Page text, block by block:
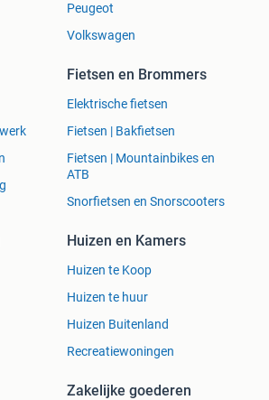
Peugeot
Volkswagen
Fietsen en Brommers
Elektrische fietsen
Fietsen | Bakfietsen
Fietsen | Mountainbikes en
ATB
Snorfietsen en Snorscooters
Huizen en Kamers
Huizen te Koop
Huizen te huur
Huizen Buitenland
Recreatiewoningen
Zakelijke goederen